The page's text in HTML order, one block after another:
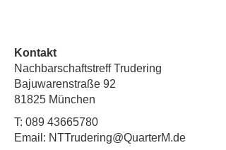
Kontakt
Nachbarschaftstreff Trudering
Bajuwarenstraße 92
81825 München
T: 089 43665780
Email: NTTrudering@QuarterM.de